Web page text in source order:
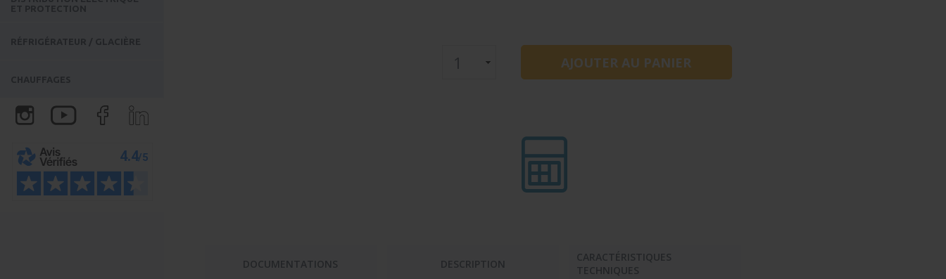
DOCUMENTATIONS DESCRIPTION
CARACTÉRISTIQUES
TECHNIQUES